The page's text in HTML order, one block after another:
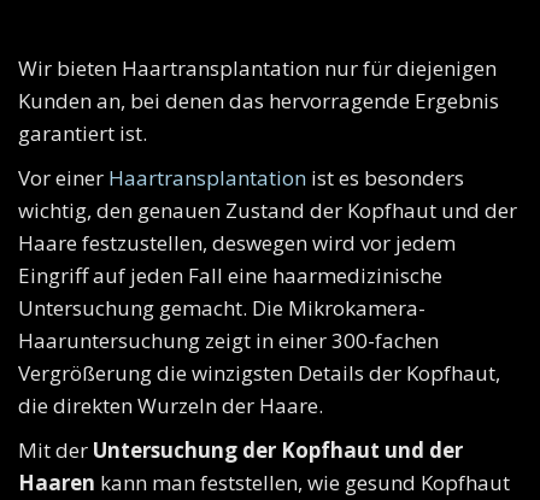
Wir bieten Haartransplantation nur für diejenigen
Kunden an, bei denen das hervorragende Ergebnis
garantiert ist.
Vor einer Haartransplantation ist es besonders
wichtig, den genauen Zustand der Kopfhaut und der
Haare festzustellen, deswegen wird vor jedem
Eingriff auf jeden Fall eine haarmedizinische
Untersuchung gemacht. Die Mikrokamera-
Haaruntersuchung zeigt in einer 300-fachen
Vergrößerung die winzigsten Details der Kopfhaut,
die direkten Wurzeln der Haare.
Mit der Untersuchung der Kopfhaut und der
Haaren kann man feststellen, wie gesund Kopfhaut